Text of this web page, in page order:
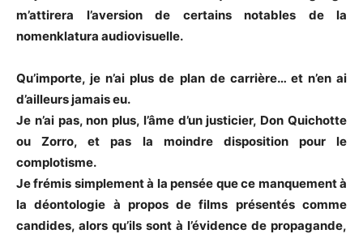
m’attirera l’aversion de certains notables de la
nomenklatura audiovisuelle.
Qu’importe, je n’ai plus de plan de carrière… et n’en ai
d’ailleurs jamais eu.
Je n’ai pas, non plus, l’âme d’un justicier, Don Quichotte
ou Zorro, et pas la moindre disposition pour le
complotisme.
Je frémis simplement à la pensée que ce manquement à
la déontologie à propos de films présentés comme
candides, alors qu’ils sont à l’évidence de propagande,